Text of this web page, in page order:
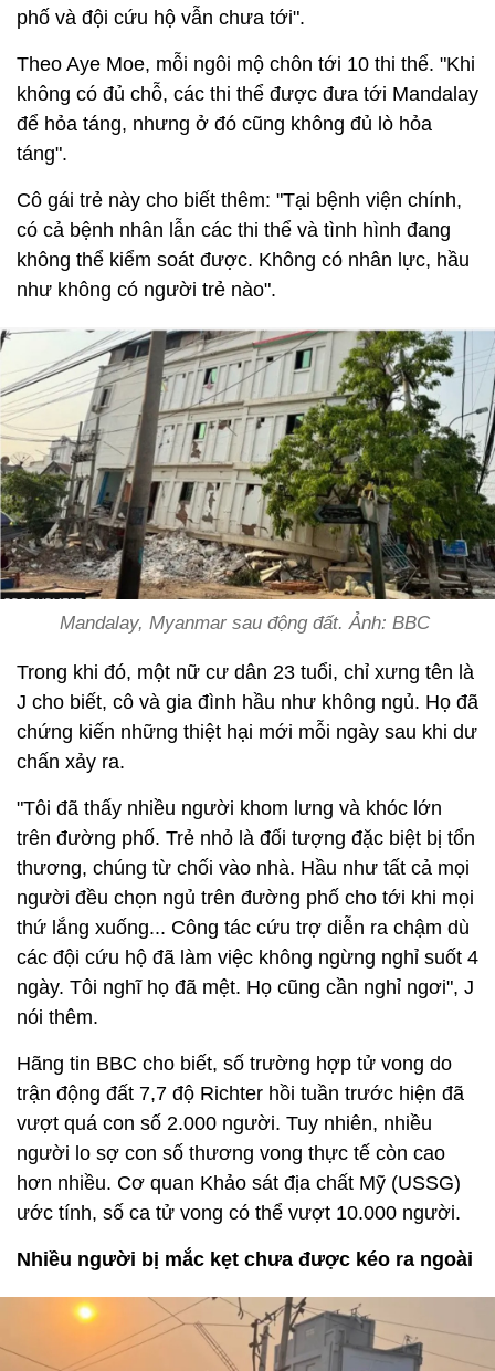
phố và đội cứu hộ vẫn chưa tới".
Theo Aye Moe, mỗi ngôi mộ chôn tới 10 thi thể. "Khi
không có đủ chỗ, các thi thể được đưa tới Mandalay
để hỏa táng, nhưng ở đó cũng không đủ lò hỏa
táng".
Cô gái trẻ này cho biết thêm: "Tại bệnh viện chính,
có cả bệnh nhân lẫn các thi thể và tình hình đang
không thể kiểm soát được. Không có nhân lực, hầu
như không có người trẻ nào".
Mandalay, Myanmar sau động đất. Ảnh: BBC
Trong khi đó, một nữ cư dân 23 tuổi, chỉ xưng tên là
J cho biết, cô và gia đình hầu như không ngủ. Họ đã
chứng kiến những thiệt hại mới mỗi ngày sau khi dư
chấn xảy ra.
"Tôi đã thấy nhiều người khom lưng và khóc lớn
trên đường phố. Trẻ nhỏ là đối tượng đặc biệt bị tổn
thương, chúng từ chối vào nhà. Hầu như tất cả mọi
người đều chọn ngủ trên đường phố cho tới khi mọi
thứ lắng xuống... Công tác cứu trợ diễn ra chậm dù
các đội cứu hộ đã làm việc không ngừng nghỉ suốt 4
ngày. Tôi nghĩ họ đã mệt. Họ cũng cần nghỉ ngơi", J
nói thêm.
Hãng tin BBC cho biết, số trường hợp tử vong do
trận động đất 7,7 độ Richter hồi tuần trước hiện đã
vượt quá con số 2.000 người. Tuy nhiên, nhiều
người lo sợ con số thương vong thực tế còn cao
hơn nhiều. Cơ quan Khảo sát địa chất Mỹ (USSG)
ước tính, số ca tử vong có thể vượt 10.000 người.
Nhiều người bị mắc kẹt chưa được kéo ra ngoài